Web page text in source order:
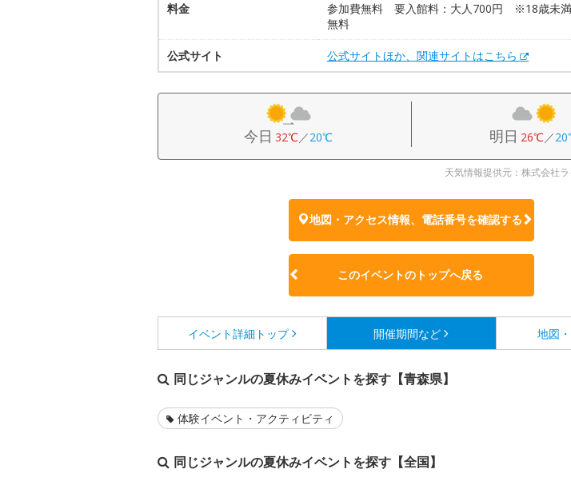
料金
参加費無料 要入館料：大人700円 ※18歳未満
無料
公式サイト 公式サイトほか、関連サイトはこちら
今日 32℃／20℃ 明日 26℃／
天気情報提供元：株式会社
地図・アクセス情報、電話番号を確認する
このイベントのトップへ戻る
イベント詳細 トップ 開催期間など 地図
同じジャンルの夏休みイベントを探す【青森県】
体験イベント・アクティビティ
同じジャンルの夏休みイベントを探す【全国】